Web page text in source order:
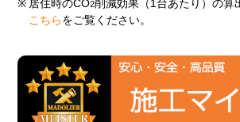
※ 居住時のCO2削減効果（1台あたり）の算
こちら をご覧ください。